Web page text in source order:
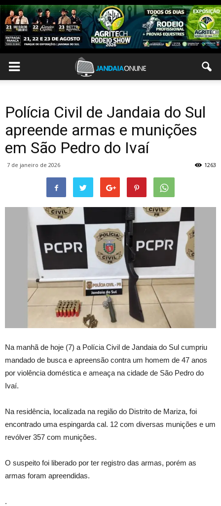
Polícia Civil de Jandaia do Sul
apreende armas e munições
em São Pedro do Ivaí
7 de janeiro de 2026 1263
Na manhã de hoje (7) a Polícia Civil de Jandaia do Sul cumpriu
mandado de busca e apreensão contra um homem de 47 anos
por violência doméstica e ameaça na cidade de São Pedro do
Ivaí.
Na residência, localizada na região do Distrito de Mariza, foi
encontrado uma espingarda cal. 12 com diversas munições e um
revólver 357 com munições.
O suspeito foi liberado por ter registro das armas, porém as
armas foram apreendidas.
.